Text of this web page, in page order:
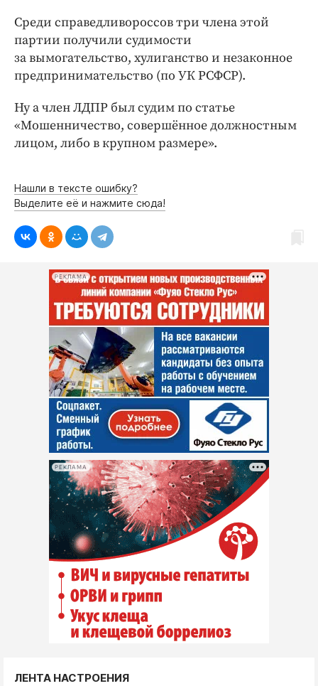
Среди справедливороссов три члена этой
партии получили судимости
за вымогательство, хулиганство и незаконное
предпринимательство (по УК РСФСР).
Ну а член ЛДПР был судим по статье
«Мошенничество, совершённое должностным
лицом, либо в крупном размере».
Нашли в тексте ошибку?
Выделите её и нажмите сюда!
РЕКЛАМА
РЕКЛАМА
ЛЕНТА НАСТРОЕНИЯ